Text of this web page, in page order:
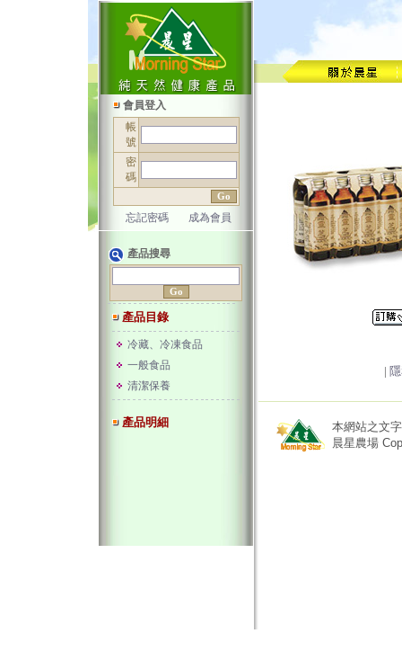
會員登入
帳
號
密
碼
忘記密碼 成為會員
產品搜尋
產品目錄
冷藏、冷凍食品
一般食品
清潔保養
產品明細
|
本網站之文
晨星農場